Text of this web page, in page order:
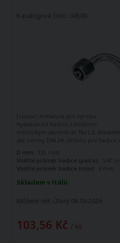
Katalogové číslo: 04580
Skladem v Itálii
Můžete mít: Úterý 08.09.2026
103,56 Kč / ks
Lisovací armatura pro výrobu
hydraulické hadice s vnitřním
metrickým závitem M 18x1,5, těsněním
dle normy DIN 24. Určeno pro hadice o
stupňů.
D mm:
12L mm
Vnitřní průměr hadice (palce):
1/4" in
Vnitřní průměr hadice (mm): 6 mm